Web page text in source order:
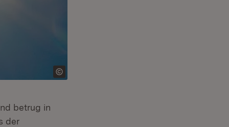
betrug in
der